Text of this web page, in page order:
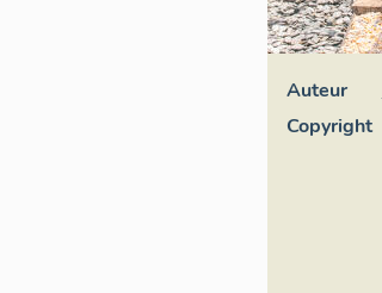
Auteur
Copyright